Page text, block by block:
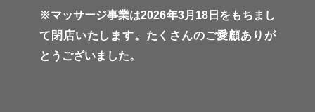
※マッサージ事業は2026年3月18日をもちまし
て閉店いたします。たくさんのご愛顧ありが
とうございました。